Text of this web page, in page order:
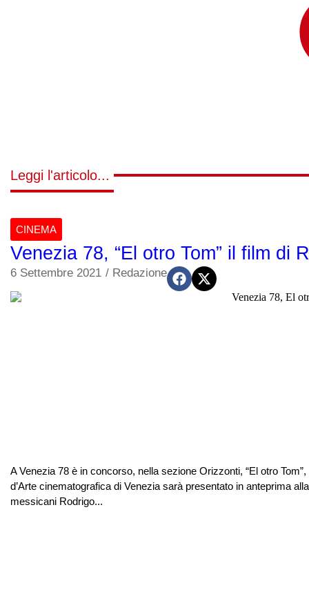
Leggi l'articolo...
CINEMA
Venezia 78, “El otro Tom” il film di
6 Settembre 2021 / Redazione
A Venezia 78 è in concorso, nella sezione Orizzonti, “El otro
d’Arte cinematografica di Venezia sarà presentato in anteprima
messicani Rodrigo...